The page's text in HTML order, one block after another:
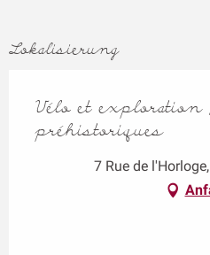
Lokalisierung
Vélo et exploration
préhistoriques
7 Rue de